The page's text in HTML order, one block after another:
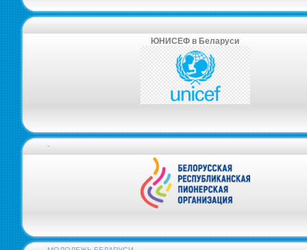
ЮНИСЕФ в Беларуси
-